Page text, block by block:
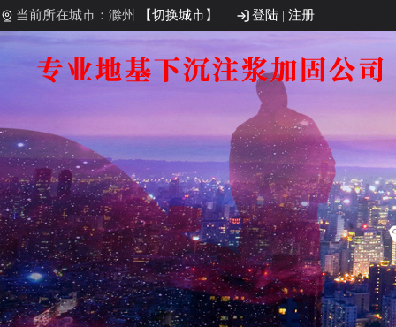
当前所在城市：滁州 【切换城市】 登陆 | 注册